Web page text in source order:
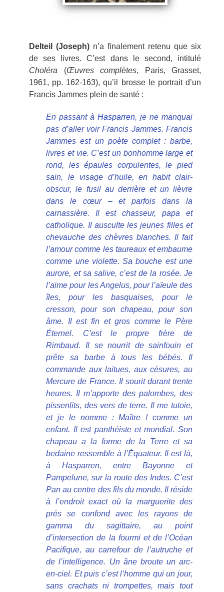
Delteil (Joseph) n’a finalement retenu que six
de ses livres. C’est dans le second, intitulé
Choléra (Œuvres complètes, Paris, Grasset,
1961, pp. 162-163), qu’il brosse le portrait d’un
Francis Jammes plein de santé :
En passant àHasparren, je ne manquai
pas d’aller voir Francis Jammes. Francis
Jammes est un poète complet : barbe,
livres et vie. C’est un bonhomme large et
rond, les épaules corpulentes, le pied
sain, le visage d’huile, en habit clair-
obscur, le fusil au derrière et un lièvre
dans le cœur – et parfois dans la
carnassière. Il est chasseur, papa et
catholique. Il ausculte les jeunes filles et
chevauche des chèvres blanches. Il fait
l’amour comme les taureaux et embaume
comme une violette. Sa bouche est une
aurore, et sa salive, c’est de la rosée. Je
l’aime pour les Angelus, pour l’aïeule des
îles, pour les basquaises, pour le
cresson, pour son chapeau, pour son
âme. Il est fin et gros comme le Père
Éternel. C’est le propre frère de
Rimbaud. Il se nourrit de sainfouin et
prête sa barbe à tous les bébés. Il
commande aux laitues, aux césures, au
Mercure de France. Il sourit durant trente
heures. Il m’apporte des palombes, des
pissenlits, des vers de terre. Il me tutoie,
et je le nomme : Maître ! comme un
enfant. Il est panthéiste et mondial. Son
chapeau a la forme de la Terre et sa
bedaine ressemble à l’Équateur. Il est là,
à Hasparren, entre Bayonne et
Pampelune, sur la route des Indes. C’est
Pan au centre des fils du monde. Il réside
à l’endroit exact où la marguerite des
prés se confond avec les rayons de
gamma du sagittaire, au point
d’intersection de la fourmi et de l’Océan
Pacifique, au carrefour de l’autruche et
de l’intelligence. Un âne broute un arc-
en-ciel. Et puis c’est l’homme qui un jour,
sans crachats ni trompettes, mais tout